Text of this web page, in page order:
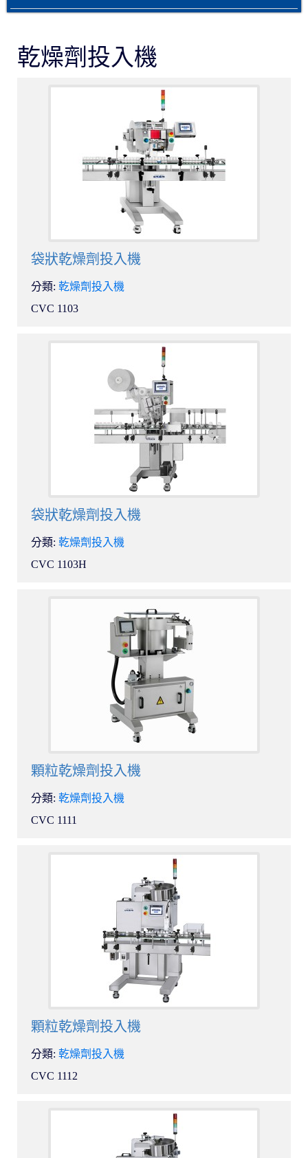
乾燥劑投入機
袋狀乾燥劑投入機
分類: 乾燥劑投入機
CVC 1103
袋狀乾燥劑投入機
分類: 乾燥劑投入機
CVC 1103H
顆粒乾燥劑投入機
分類: 乾燥劑投入機
CVC 1111
顆粒乾燥劑投入機
分類: 乾燥劑投入機
CVC 1112